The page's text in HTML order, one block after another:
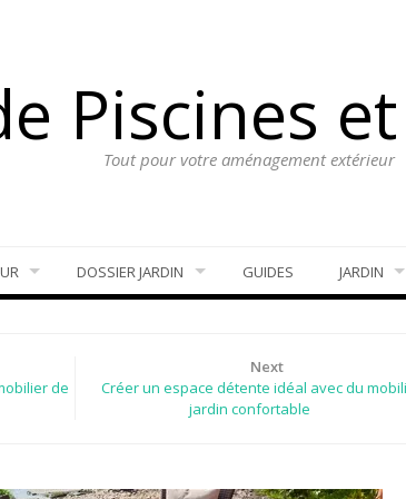
Piscines
Tout pour votre aménagement extérieur
DOSSIER JARDIN GUIDES JARDIN
de
Next
Créer un espace détente idéal avec du
jardin confortable